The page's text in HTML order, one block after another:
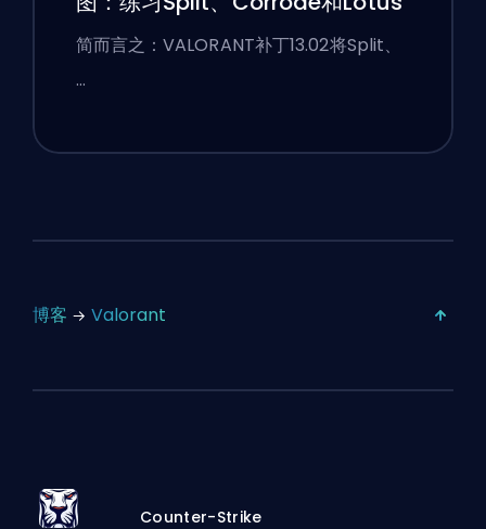
简而言之：VALORANT补丁13.02将Split、
…
博客 Valorant
Counter-Strike